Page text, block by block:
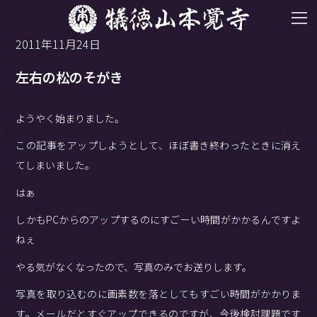
2011年11月24日
左右の松のそがき
ようやく始まりました。
この記事をアップしようとして、ほぼ書き終わったときに消え
てしまいました。
はぁ
しかもPCからのアップするのにすごーい時間がかかるんですよ
ねぇ
やる気がなくなったので、写真のみでお送りします。
写真を取り込むのに画素数を落としてもすごい時間がかかりま
す。メールだとすぐアップできるのですが、今後検討課題です